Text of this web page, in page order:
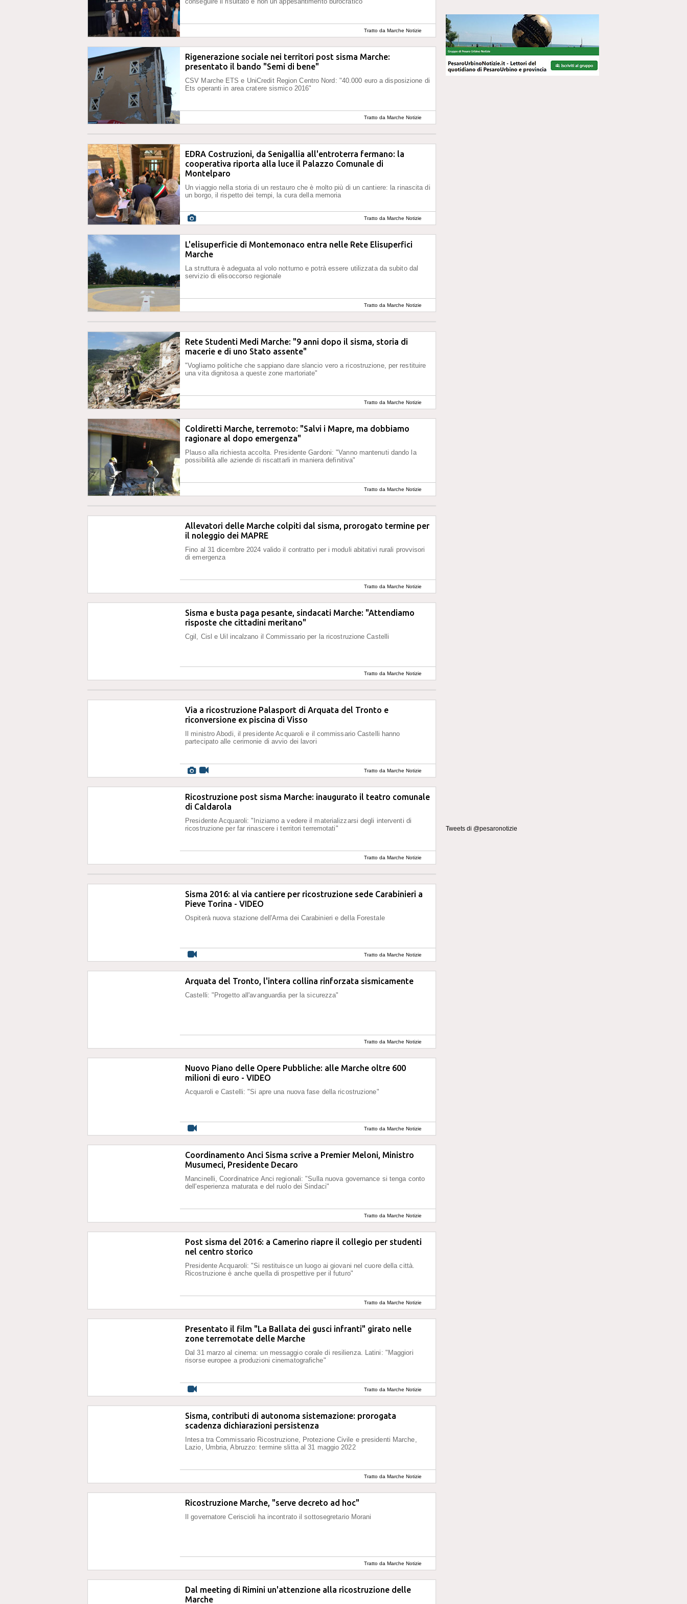
Tratto da Marche Notizie
Rigenerazione sociale nei territori post sisma Marche:
presentato il bando "Semi di bene"
CSV Marche ETS e UniCredit Region Centro Nord: "40.000 euro a disposizione di
Ets operanti in area cratere sismico 2016"
Tratto da Marche Notizie
EDRA Costruzioni, da Senigallia all'entroterra fermano: la
cooperativa riporta alla luce il Palazzo Comunale di
Montelparo
Un viaggio nella storia di un restauro che è molto più di un cantiere: la rinascita di
un borgo, il rispetto dei tempi, la cura della memoria
Tratto da Marche Notizie
L'elisuperficie di Montemonaco entra nelle Rete Elisuperfici
Marche
La struttura è adeguata al volo notturno e potrà essere utilizzata da subito dal
servizio di elisoccorso regionale
Tratto da Marche Notizie
Rete Studenti Medi Marche: "9 anni dopo il sisma, storia di
macerie e di uno Stato assente"
"Vogliamo politiche che sappiano dare slancio vero a ricostruzione, per restituire
una vita dignitosa a queste zone martoriate"
Tratto da Marche Notizie
Coldiretti Marche, terremoto: "Salvi i Mapre, ma dobbiamo
ragionare al dopo emergenza"
Plauso alla richiesta accolta. Presidente Gardoni: "Vanno mantenuti dando la
possibilità alle aziende di riscattarli in maniera definitiva"
Tratto da Marche Notizie
Allevatori delle Marche colpiti dal sisma, prorogato termine per
il noleggio dei MAPRE
Fino al 31 dicembre 2024 valido il contratto per i moduli abitativi rurali provvisori
di emergenza
Tratto da Marche Notizie
Sisma e busta paga pesante, sindacati Marche: "Attendiamo
risposte che cittadini meritano"
Cgil, Cisl e Uil incalzano il Commissario per la ricostruzione Castelli
Tratto da Marche Notizie
Via a ricostruzione Palasport di Arquata del Tronto e
riconversione ex piscina di Visso
Il ministro Abodi, il presidente Acquaroli e il commissario Castelli hanno
partecipato alle cerimonie di avvio dei lavori
Tratto da Marche Notizie
Ricostruzione post sisma Marche: inaugurato il teatro comunale
di Caldarola
Presidente Acquaroli: "Iniziamo a vedere il materializzarsi degli interventi di
ricostruzione per far rinascere i territori terremotati"
Tratto da Marche Notizie
Sisma 2016: al via cantiere per ricostruzione sede Carabinieri a
Pieve Torina - VIDEO
Ospiterà nuova stazione dell'Arma dei Carabinieri e della Forestale
Tratto da Marche Notizie
Arquata del Tronto, l'intera collina rinforzata sismicamente
Castelli: "Progetto all'avanguardia per la sicurezza"
Tratto da Marche Notizie
Nuovo Piano delle Opere Pubbliche: alle Marche oltre 600
milioni di euro - VIDEO
Acquaroli e Castelli: "Si apre una nuova fase della ricostruzione"
Tratto da Marche Notizie
Coordinamento Anci Sisma scrive a Premier Meloni, Ministro
Musumeci, Presidente Decaro
Mancinelli, Coordinatrice Anci regionali: "Sulla nuova governance si tenga conto
dell'esperienza maturata e del ruolo dei Sindaci"
Tratto da Marche Notizie
Post sisma del 2016: a Camerino riapre il collegio per studenti
nel centro storico
Presidente Acquaroli: "Si restituisce un luogo ai giovani nel cuore della città.
Ricostruzione è anche quella di prospettive per il futuro"
Tratto da Marche Notizie
Presentato il film "La Ballata dei gusci infranti" girato nelle
zone terremotate delle Marche
Dal 31 marzo al cinema: un messaggio corale di resilienza. Latini: "Maggiori
risorse europee a produzioni cinematografiche"
Tratto da Marche Notizie
Sisma, contributi di autonoma sistemazione: prorogata
scadenza dichiarazioni persistenza
Intesa tra Commissario Ricostruzione, Protezione Civile e presidenti Marche,
Lazio, Umbria, Abruzzo: termine slitta al 31 maggio 2022
Tratto da Marche Notizie
Ricostruzione Marche, "serve decreto ad hoc"
Il governatore Ceriscioli ha incontrato il sottosegretario Morani
Tratto da Marche Notizie
Dal meeting di Rimini un'attenzione alla ricostruzione delle
Marche
Tweets di @pesaronotizie